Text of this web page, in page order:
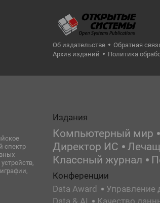
Об издательстве Обратная
Архив изданий
Политика
спектр
Издания
Компьютерный мир
Директор ИС
Классный журнал
Конференции
Data Award
Управление
Data & AI
Качество